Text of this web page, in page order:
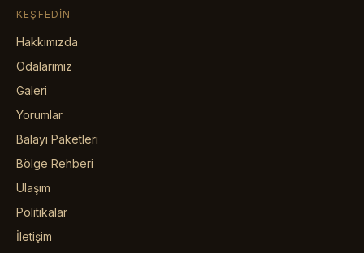
KEŞFEDIN
Hakkımızda
Odalarımız
Galeri
Yorumlar
Balayı Paketleri
Bölge Rehberi
Ulaşım
Politikalar
İletişim